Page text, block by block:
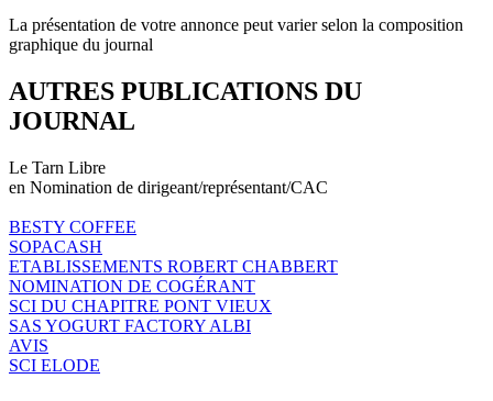
La présentation de votre annonce peut varier selon la composition
graphique du journal
AUTRES PUBLICATIONS DU
JOURNAL
Le Tarn Libre
en Nomination de dirigeant/représentant/CAC
BESTY COFFEE
SOPACASH
ETABLISSEMENTS ROBERT CHABBERT
NOMINATION DE COGÉRANT
SCI DU CHAPITRE PONT VIEUX
SAS YOGURT FACTORY ALBI
AVIS
SCI ELODE